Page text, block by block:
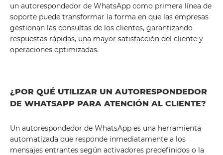
un autorespondedor de WhatsApp como primera línea de
soporte puede transformar la forma en que las empresas
gestionan las consultas de los clientes, garantizando
respuestas rápidas, una mayor satisfacción del cliente y
operaciones optimizadas.
¿POR QUÉ UTILIZAR UN AUTORESPONDEDOR
DE WHATSAPP PARA ATENCIÓN AL CLIENTE?
Un autorespondedor de WhatsApp es una herramienta
automatizada que responde inmediatamente a los
mensajes entrantes según activadores predefinidos o la